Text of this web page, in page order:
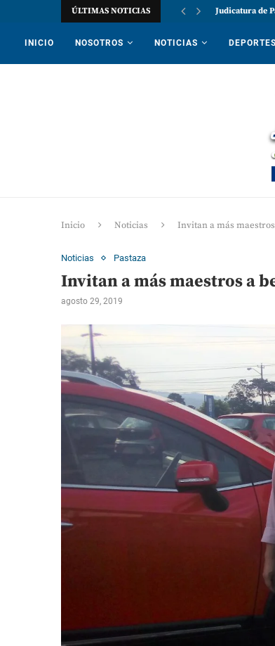
ÚLTIMAS NOTICIAS Judicatura de
INICIO NOSOTROS NOTICIAS DEPORTES
Inicio Noticias Invitan a más
Noticias Pastaza
Invitan a más maestros a
agosto 29, 2019